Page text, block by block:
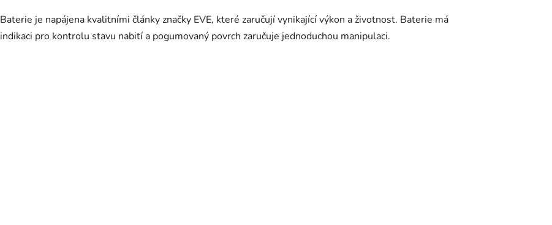
Baterie je napájena kvalitními články značky EVE, které zaručují vynikající výkon a životnost. Baterie má
indikaci pro kontrolu stavu nabití a pogumovaný povrch zaručuje jednoduchou manipulaci.